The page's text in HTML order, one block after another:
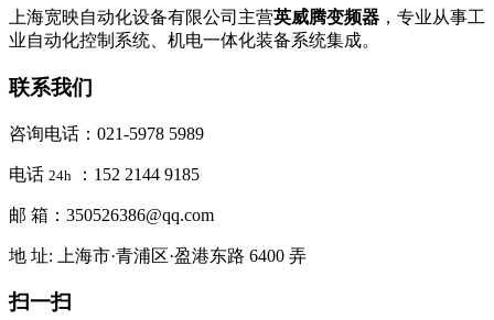
上海宽映自动化设备有限公司主营英威腾变频器 ，专业从事工
业自动化控制系统、机电一体化装备系统集成。
联系我们
咨询电话：021-5978 5989
电话 24h ：152 2144 9185
邮 箱：350526386@qq.com
地 址: 上海市·青浦区·盈港东路 6400 弄
扫一扫